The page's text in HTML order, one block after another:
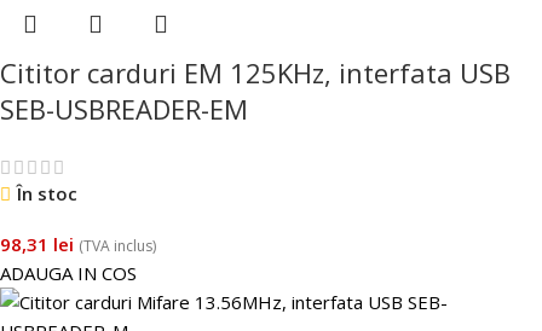
Cititor carduri EM 125KHz, interfata USB
SEB-USBREADER-EM
În stoc
98,31 lei (TVA inclus)
ADAUGA IN COS